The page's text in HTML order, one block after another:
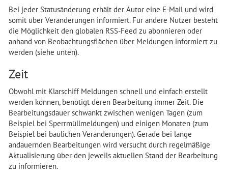
Bei jeder Statusänderung erhält der Autor eine E-Mail und wird
somit über Veränderungen informiert. Für andere Nutzer besteht
die Möglichkeit den globalen RSS-Feed zu abonnieren oder
anhand von Beobachtungsflächen über Meldungen informiert zu
werden (siehe unten).
Zeit
Obwohl mit Klarschiff Meldungen schnell und einfach erstellt
werden können, benötigt deren Bearbeitung immer Zeit. Die
Bearbeitungsdauer schwankt zwischen wenigen Tagen (zum
Beispiel bei Sperrmüllmeldungen) und einigen Monaten (zum
Beispiel bei baulichen Veränderungen). Gerade bei lange
andauernden Bearbeitungen wird versucht durch regelmäßige
Aktualisierung über den jeweils aktuellen Stand der Bearbeitung
zu informieren.